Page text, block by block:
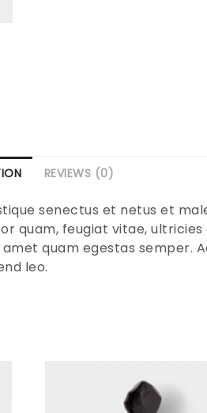
REVIEWS (0)
senectus et netus et
quam, feugiat vitae,
quam egestas semper.
leo.